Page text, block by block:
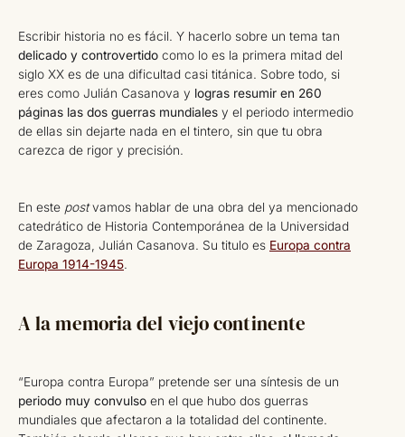
Escribir historia no es fácil. Y hacerlo sobre un tema tan
delicado y controvertido como lo es la primera mitad del
siglo XX es de una dificultad casi titánica. Sobre todo, si
eres como Julián Casanova y logras resumir en 260
páginas las dos guerras mundiales y el periodo intermedio
de ellas sin dejarte nada en el tintero, sin que tu obra
carezca de rigor y precisión.
En este postvamos hablar de una obra del ya mencionado
catedrático de Historia Contemporánea de la Universidad
de Zaragoza, Julián Casanova. Su titulo es Europa contra
Europa 1914-1945.
A la memoria del viejo continente
“Europa contra Europa” pretende ser una síntesis de un
periodo muy convulso en el que hubo dos guerras
mundiales que afectaron a la totalidad del continente.